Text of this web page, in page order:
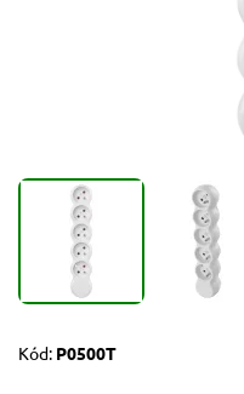
Kód: P0500T